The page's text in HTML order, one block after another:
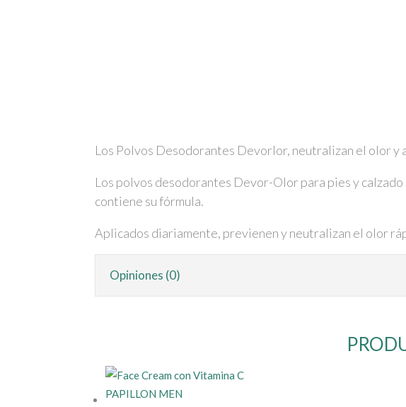
Los Polvos Desodorantes Devorlor, neutralizan el olor y
Los polvos desodorantes Devor-Olor para pies y
contiene su fórmula.
Aplicados diariamente, previenen y neutralizan el olor
Opiniones (0)